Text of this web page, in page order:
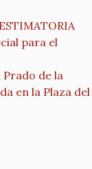
para el
Prado de la
en la Plaza del